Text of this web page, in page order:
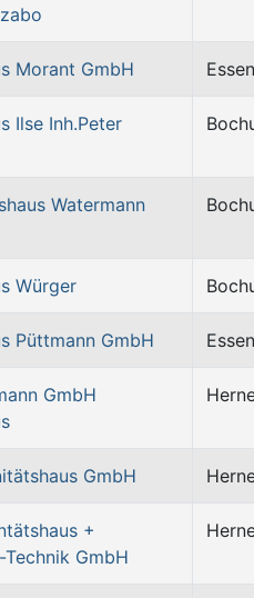
Morant GmbH
Ilse Inh.Peter
Watermann
Würger
Püttmann GmbH
GmbH
GmbH
+
GmbH